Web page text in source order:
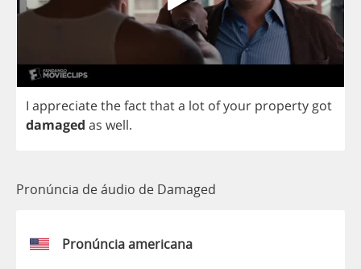
I appreciatethefactthata lot ofyour property got
damaged as well.
Pronúncia de áudio de Damaged
Pronúncia americana